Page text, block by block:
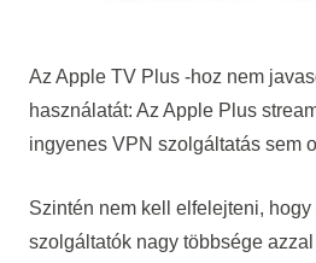
Az Apple TV Plus -hoz nem
használatát: Az Apple Plus
ingyenes VPN szolgáltatás sem
Szintén nem kell elfelejteni,
szolgáltatók nagy többsége